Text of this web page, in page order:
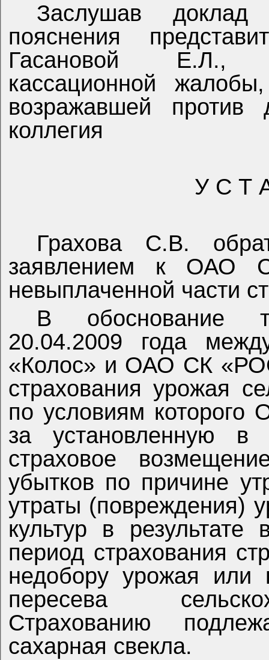
Заслушав
пояснения
Гасановой Е.Л.,
кассационной
возражавшей против
коллегия
У С Т
Грахова С.В.
заявлением к ОАО
невыплаченной части
В обоснование
20.04.2009 года
«Колос» и ОАО СК
страхования урожая
по условиям
за установленную в
страховое
убытков по причине
утраты (повреждения)
культур в
период страхования
недобору урожая или
пересева
Страхованию
сахарная свекла.